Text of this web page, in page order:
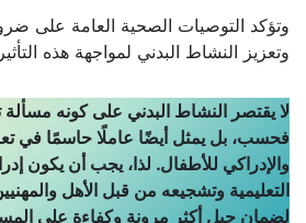
وتؤكد التوصيات الصحية العامة على
وتعزيز النشاط البدني لمواجهة هذه
لا يقتصر النشاط البدني على كونه
فحسب، بل يمثل أيضًا عاملًا حاسمًا في
والإدراكي للأطفال. لذا، يجب أن يكون
التعليمية وتشجيعه من قبل الأهل
لضمان جيل أكثر مرونة وكفاءة على